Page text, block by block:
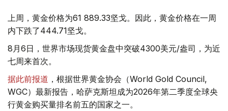
上周，黄金价格为61 889.33坚戈。因此，黄金价格在一周
内下跌了444.71坚戈。
8月6日，世界市场现货黄金盘中突破4300美元/盎司，为近
七周来首次。
据此前报道 ，根据世界黄金协会（World Gold Council,
WGC）最新报告，哈萨克斯坦成为2026年第二季度全球央
行黄金购买量排名前五的国家之一。